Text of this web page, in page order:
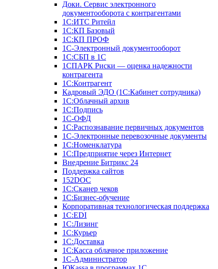
Доки. Сервис электронного
документооборота с контрагентами
1С:ИТС Ритейл
1С:КП Базовый
1С:КП ПРОФ
1С-Электронный документооборот
1С:СБП в 1С
1СПАРК Риски — оценка надежности
контрагента
1С:Контрагент
Кадровый ЭДО (1С:Кабинет сотрудника)
1С:Облачный архив
1С:Подпись
1С-ОФД
1С:Распознавание первичных документов
1С-Электронные перевозочные документы
1С:Номенклатура
1С:Предприятие через Интернет
Внедрение Битрикс 24
Поддержка сайтов
152DOC
1С:Сканер чеков
1С:Бизнес-обучение
Корпоративная технологическая поддержка
1С:ЕDI
1С:Лизинг
1С:Курьер
1С:Доставка
1С:Касса облачное приложение
1С-Администратор